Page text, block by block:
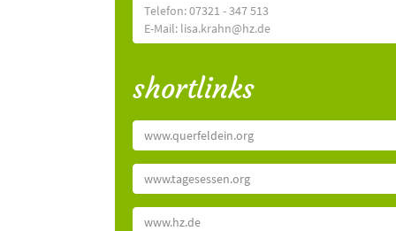
Telefon: 07321 - 347 513
E-Mail: lisa.krahn@hz.de
shortlinks
www.querfeldein.org
www.tagesessen.org
www.hz.de